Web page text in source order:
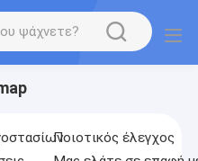
Ποιοτικός έλεγχος